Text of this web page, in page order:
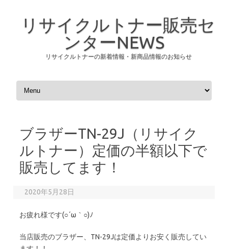
リサイクルトナー販売セ
ンターNEWS
リサイクルトナーの新着情報・新商品情報のお知らせ
コンテンツへスキップ
ブラザーTN-29J（リサイク
ルトナー）定価の半額以下で
販売してます！
2020年5月28日
お疲れ様です(○´ω｀○)ﾉ
当店販売のブラザー、TN-29Jは定価よりお安く販売してい